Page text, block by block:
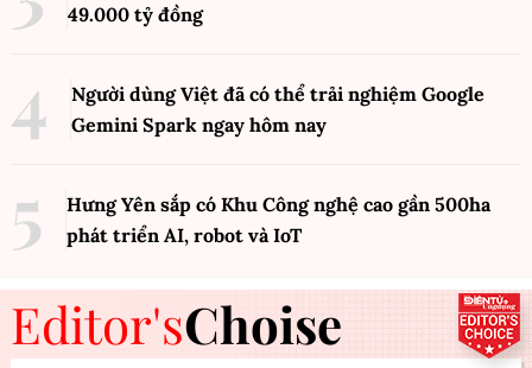
49.000 tỷ đồng
Người dùng Việt đã có thể trải nghiệm Google
Gemini Spark ngay hôm nay
Hưng Yên sắp có Khu Công nghệ cao gần 500ha
phát triển AI, robot và IoT
Editor'sChoise